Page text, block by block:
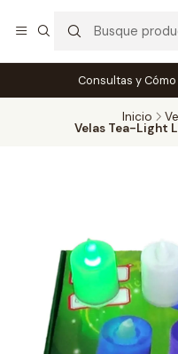
Consultas y
Inicio
Velas Tea-Light